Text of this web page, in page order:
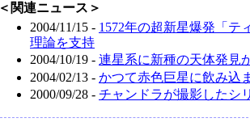
＜関連ニュース＞
2004/11/15 - 1572年の超新星爆発「テ
理論を支持
2004/10/19 - 連星系に新種の天体発見
2004/02/13 - かつて赤色巨星に飲み込
2000/09/28 - チャンドラが撮影したシ